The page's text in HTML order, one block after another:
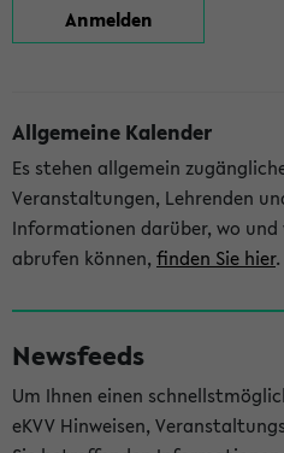
Anmelden
Allgemeine Kalender
Es stehen allgemein
Veranstaltungen, Lehrenden
Informationen darüber, wo und
abrufen können, finden Sie hier.
Newsfeeds
Um Ihnen einen
eKVV Hinweisen,